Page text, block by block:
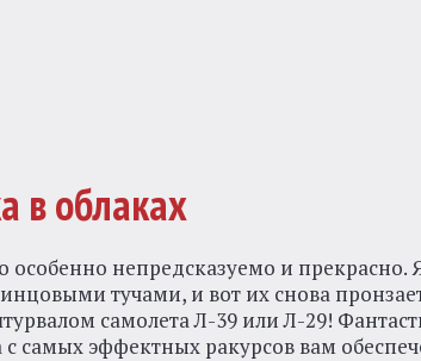
в облаках
особенно непредсказуемо и прекрасно.
тучами, и вот их снова
самолета Л-39 или Л-29!
с самых эффектных ракурсов вам